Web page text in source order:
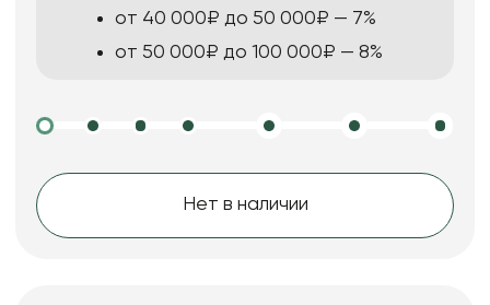
от 40 000₽ до 50 000₽ — 7%
от 50 000₽ до 100 000₽ — 8%
Нет в наличии